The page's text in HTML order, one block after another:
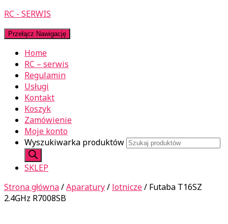
RC - SERWIS
Przełącz Nawigację
Home
RC – serwis
Regulamin
Usługi
Kontakt
Koszyk
Zamówienie
Moje konto
Wyszukiwarka produktów
SKLEP
Strona główna/Aparatury/ lotnicze/ Futaba T16SZ
2.4GHz R7008SB